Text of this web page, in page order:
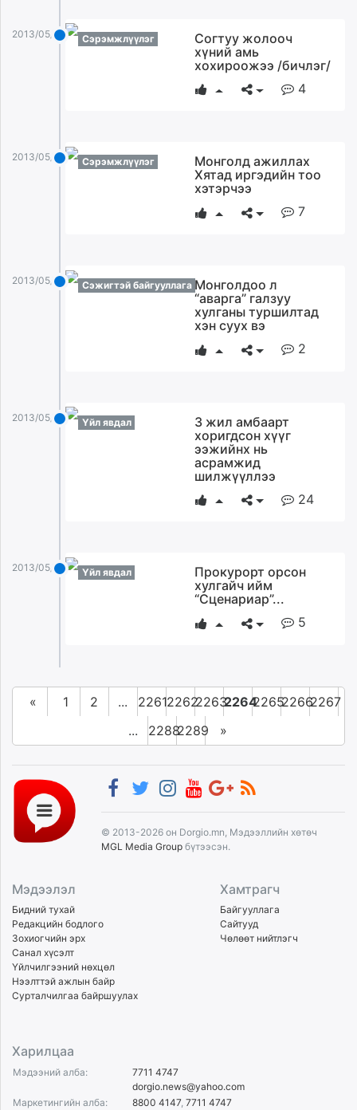
2013/05/19 Сэрэмжлүүлэг
Согтуу жолооч
хүний амь
хохироожээ /бичлэг/
4
2013/05/19 Сэрэмжлүүлэг
Монголд ажиллах
Хятад иргэдийн тоо
хэтэрчээ
7
2013/05/19 Сэжигтэй байгууллага Монголдоо л
“аварга” галзуу
хулганы туршилтад
хэн суух вэ
2
2013/05/19 Үйл явдал
3 жил амбаарт
хоригдсон хүүг
ээжийнх нь
асрамжид
шилжүүллээ
24
2013/05/19 Үйл явдал
Прокурорт орсон
хулгайч ийм
“Сценариар”...
5
« 1 2 ... 2261226222632264226522662267
...
22882289 »
© 2013-2026 он Dorgio.mn, Мэдээллийн хөтөч
MGL Media Group бүтээсэн.
Мэдээлэл
Бидний тухай
Редакцийн бодлого
Зохиогчийн эрх
Санал хүсэлт
Үйлчилгээний нөхцөл
Нээлттэй ажлын байр
Сурталчилгаа байршуулах
Хамтрагч
Байгууллага
Сайтууд
Чөлөөт нийтлэгч
Харилцаа
Мэдээний алба:
7711 4747
dorgio.news@yahoo.com
Маркетингийн алба:
8800 4147 7711 4747